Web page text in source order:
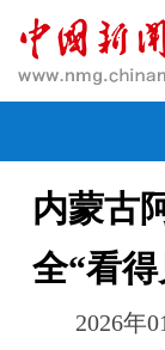
内蒙古
全“看得
2026年